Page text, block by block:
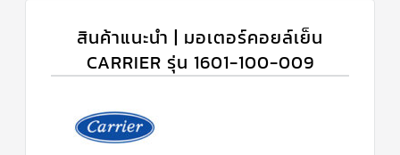
สินค้าแนะนำ | มอเตอร์คอยล์เย็น
CARRIER รุ่น 1601-100-009